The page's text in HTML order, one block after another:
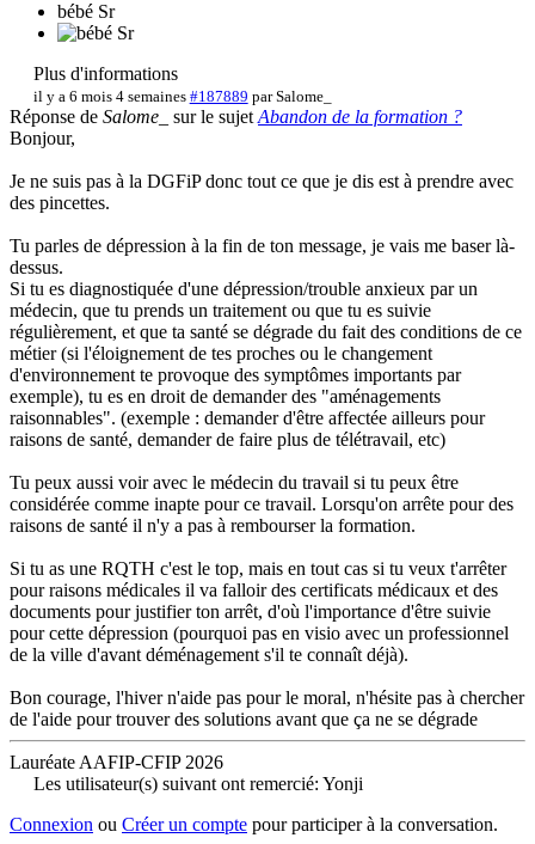
bébé Sr
Plus d'informations
il y a 6 mois 4 semaines #187889 parSalome_
Réponse de Salome_ sur le sujet Abandon de la formation ?
Bonjour,
Je ne suis pas à la DGFiP donc tout ce que je dis est à prendre avec
des pincettes.
Tu parles de dépression à la fin de ton message, je vais me baser là-
dessus.
Si tu es diagnostiquée d'une dépression/trouble anxieux par un
médecin, que tu prends un traitement ou que tu es suivie
régulièrement, et que ta santé se dégrade du fait des conditions de ce
métier (si l'éloignement de tes proches ou le changement
d'environnement te provoque des symptômes importants par
exemple), tu es en droit de demander des "aménagements
raisonnables". (exemple : demander d'être affectée ailleurs pour
raisons de santé, demander de faire plus de télétravail, etc)
Tu peux aussi voir avec le médecin du travail si tu peux être
considérée comme inapte pour ce travail. Lorsqu'on arrête pour des
raisons de santé il n'y a pas à rembourser la formation.
Si tu as une RQTH c'est le top, mais en tout cas si tu veux t'arrêter
pour raisons médicales il va falloir des certificats médicaux et des
documents pour justifier ton arrêt, d'où l'importance d'être suivie
pour cette dépression (pourquoi pas en visio avec un professionnel
de la ville d'avant déménagement s'il te connaît déjà).
Bon courage, l'hiver n'aide pas pour le moral, n'hésite pas à chercher
de l'aide pour trouver des solutions avant que ça ne se dégrade
Lauréate AAFIP-CFIP 2026
Les utilisateur(s) suivant ont remercié: Yonji
Connexion ou Créer un compte pour participer à la conversation.